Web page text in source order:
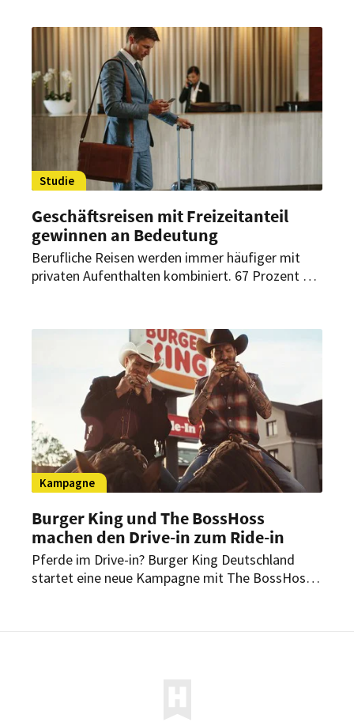
Gewinnchance.
Studie
Geschäftsreisen mit Freizeitanteil
gewinnen an Bedeutung
Berufliche Reisen werden immer häufiger mit
privaten Aufenthalten kombiniert. 67 Prozent der
sogenannten „Bleisure-Reisen“. Für Hotels und
Destinationen kann daraus zusätzliche
Nachfrage entstehen.
Kampagne
Burger King und The BossHoss
machen den Drive-in zum Ride-in
Pferde im Drive-in? Burger King Deutschland
startet eine neue Kampagne mit The BossHoss.